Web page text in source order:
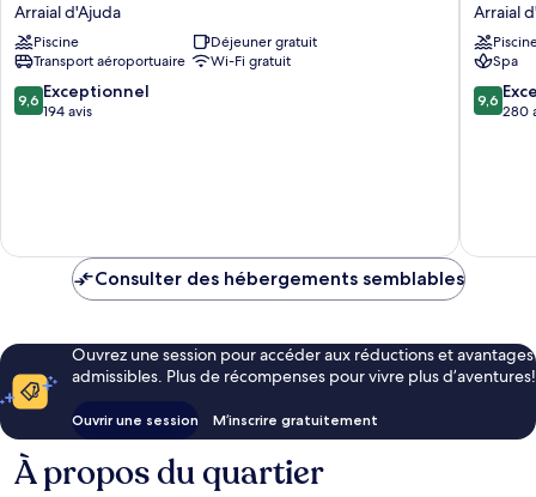
de
Coco
Arraial
d'Ajuda
Arraial d'Ajuda
Piscine
Déjeuner gratuit
Transport aéroportuaire
Wi-Fi gratuit
9.6
sur
9,6 Exceptionnel
194 avis
Arraial
d'Ajuda
Arraial
Spa
9.6
sur
9,6
280
Consulter des hébergements semblables
Ouvrez une session pour accéder aux réductions et avantages
admissibles. Plus de récompenses pour vivre plus d’aventures!
Ouvrir une session M’inscrire gratuitement
À propos du quartier